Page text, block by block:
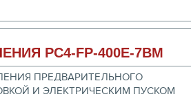
PC4-FP-400E-7BM
ПРЕДВАРИТЕЛЬНОГО
И ЭЛЕКТРИЧЕСКИМ ПУСКОМ